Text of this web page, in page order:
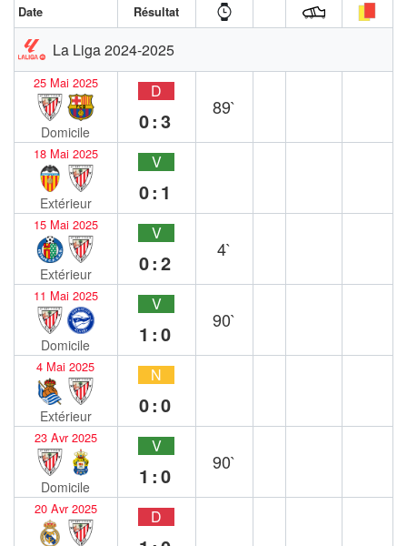
Date Résultat
La Liga 2024-2025
25 Mai 2025
Domicile
D
0:3
89`
18 Mai 2025
Extérieur
V
0:1
15 Mai 2025
Extérieur
V
0:2
4`
11 Mai 2025
Domicile
V
1:0
90`
4 Mai 2025
Extérieur
N
0:0
23 Avr 2025
Domicile
V
1:0
90`
20 Avr 2025 D